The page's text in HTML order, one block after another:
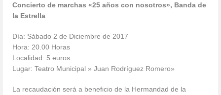
Concierto de marchas «25 años con nosotros», Banda de
la Estrella
Día: Sábado 2 de Diciembre de 2017
Hora: 20.00 Horas
Localidad: 5 euros
Lugar: Teatro Municipal » Juan Rodríguez Romero»
La recaudación será a beneficio de la Hermandad de la